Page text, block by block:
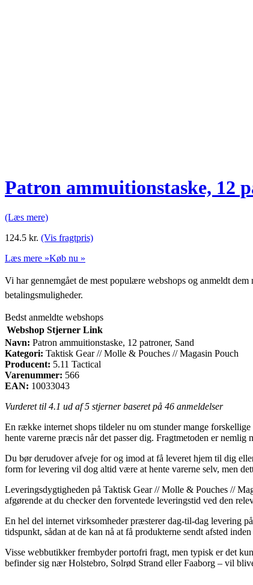
Patron ammuitionstaske, 12
(Læs mere)
124.5 kr. (Vis fragtpris)
Læs mere »Køb nu »
Vi har gennemgået de mest populære webshops og anmeldt
betalingsmuligheder.
Bedst anmeldte webshops
Webshop Stjerner Link
Navn: Patron ammuitionstaske, 12 patroner, Sand
Kategori: Taktisk Gear // Molle & Pouches // Magasin Pouch
Producent: 5.11 Tactical
Varenummer: 566
EAN: 10033043
Vurderet til 4.1 ud af 5 stjerner baseret på 46 anmeldelser
En række internet shops tildeler nu om stunder mange
hente varerne præcis når det passer dig. Fragtmetoden er
Du bør derudover afveje for og imod at få leveret hjem til dig
form for levering vil dog altid være at hente varerne selv, men
Leveringsdygtigheden på Taktisk Gear // Molle & Pouches //
afgørende at du checker den forventede leveringstid ved den
En hel del internet virksomheder præsterer dag-til-dag levering
tidspunkt, sådan at de kan nå at få produkterne sendt afsted
Visse webbutikker frembyder portofri fragt, men typisk er det
befinder sig nær Holstebro, Solrød Strand eller Faaborg – vil